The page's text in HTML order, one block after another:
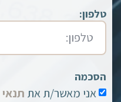
טלפון:
הסכמה
אני מאשר/ת את